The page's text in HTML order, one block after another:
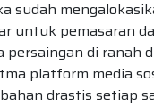
sudah
untuk pemasaran
persaingan di ranah
platform media
drastis setiap